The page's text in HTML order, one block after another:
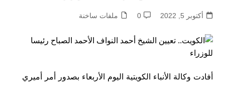
أكتوبر 5, 2022 0 ملفات ساخنة
أفادت وكالة الأنباء الكويتية اليوم الأربعاء بصدور أمر أميري